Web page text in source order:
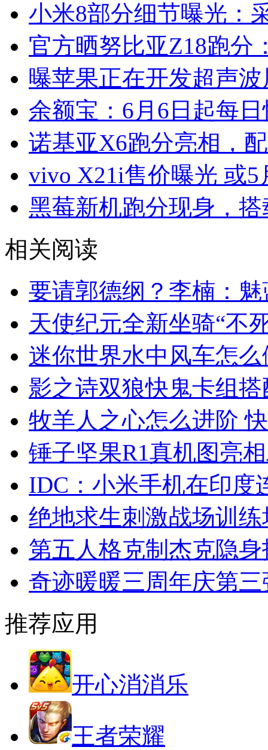
小米8部分细节曝光：
官方晒努比亚Z18跑分
曝苹果正在开发超声
余额宝：6月6日起每
诺基亚X6跑分亮相，
vivo X21i售价曝光 或5
黑莓新机跑分现身，搭
相关阅读
要请郭德纲？李楠：
天使纪元全新坐骑“不
迷你世界水中风车怎
影之诗双狼快鬼卡组
牧羊人之心怎么进阶
锤子坚果R1真机图亮
IDC：小米手机在印度
绝地求生刺激战场训
第五人格克制杰克隐
奇迹暖暖三周年庆第
推荐应用
开心消消乐
王者荣耀